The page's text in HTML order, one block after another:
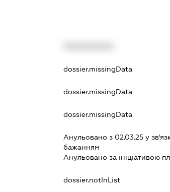
dossier.missingData
dossier.missingData
dossier.missingData
Анульовано з 02.03.25 у
бажанням
Анульовано за iнiцiативою
dossier.notInList